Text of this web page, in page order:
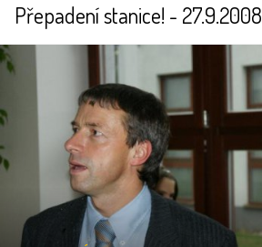
Přepadení stanice! - 27.9.2008